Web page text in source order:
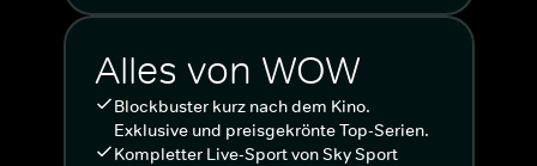
Alles von WOW
Blockbuster kurz nach dem Kino.
Exklusive und preisgekrönte Top-Serien.
Kompletter Live-Sport von Sky Sport